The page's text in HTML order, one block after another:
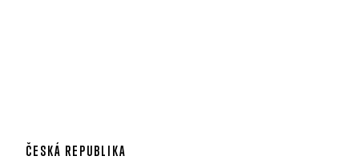
ČESKÁ REPUBLIKA